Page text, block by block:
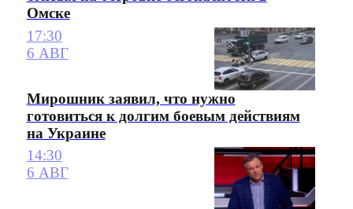
Омске
17:30
6 АВГ
Мирошник заявил, что нужно
готовиться к долгим боевым действиям
на Украине
14:30
6 АВГ